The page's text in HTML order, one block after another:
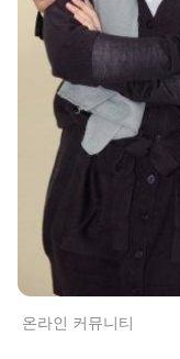
온라인 커뮤니티